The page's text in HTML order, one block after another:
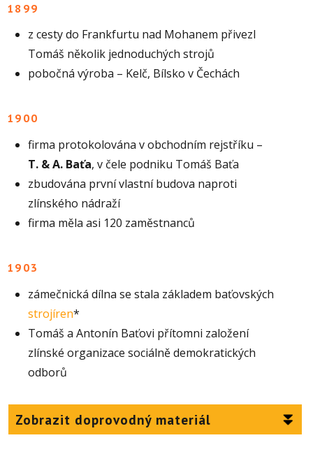
1899
z cesty do Frankfurtu nad Mohanem přivezl
Tomáš několik jednoduchých strojů
pobočná výroba – Kelč, Bílsko v Čechách
1900
firma protokolována v obchodním rejstříku –
T. & A. Baťa, v čele podniku Tomáš Baťa
zbudována první vlastní budova naproti
zlínského nádraží
firma měla asi 120 zaměstnanců
1903
zámečnická dílna se stala základem baťovských
strojíren*
Tomáš a Antonín Baťovi přítomni založení
zlínské organizace sociálně demokratických
odborů
Zobrazit doprovodný materiál